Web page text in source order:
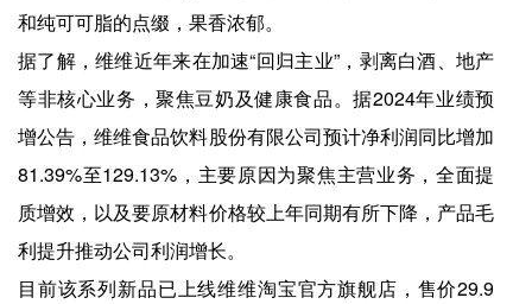
和纯可可脂的点缀，果香浓郁。
据了解，维维近年来在加速“回归主业”，剥离白酒、地产
等非核心业务，聚焦豆奶及健康食品。据2024年业绩预
增公告，维维食品饮料股份有限公司预计净利润同比增加
81.39%至129.13%，主要原因为聚焦主营业务，全面提
质增效，以及要原材料价格较上年同期有所下降，产品毛
利提升推动公司利润增长。
目前该系列新品已上线维维淘宝官方旗舰店，售价29.9